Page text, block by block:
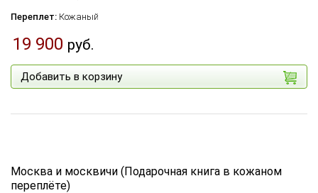
Переплет: Кожаный
19 900 руб.
Добавить в корзину
Москва и москвичи (Подарочная книга в кожаном
переплёте)